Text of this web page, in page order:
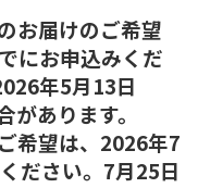
お届けのご希望
にお申込みくだ
年5月13日
があります。
希望は、2026年7
ださい。7月25日